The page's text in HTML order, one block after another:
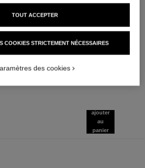
Nourrit – Adoucit – Illumine
Réf. 133850
AJOUTER AU PANIER
ajouter
au
panier
COOKIES STRICTEMENT NÉCESSAIRES
TOUT ACCEPTER
des cookies